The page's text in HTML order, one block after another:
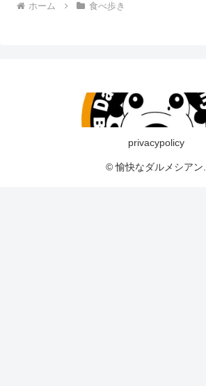
ホーム 食べ歩き
privacypolicy
© 愉快なダルメシアン.